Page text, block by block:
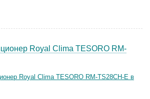
Royal Clima TESORO RM-